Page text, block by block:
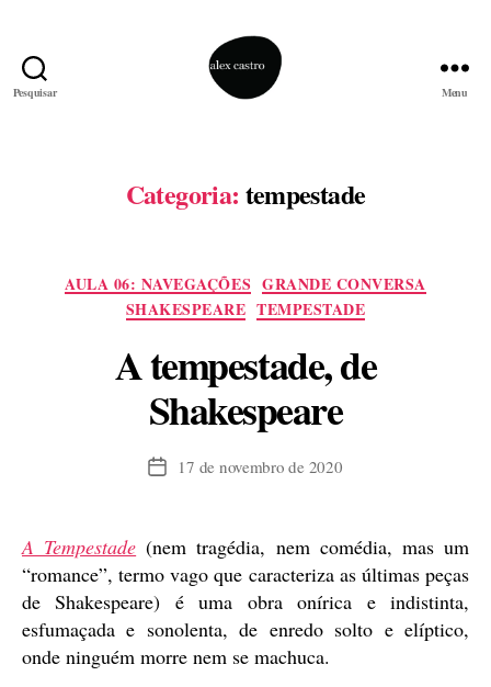
Pesquisar Menu
Categoria: tempestade
Categorias
AULA 06: NAVEGAÇÕES GRANDE CONVERSA
SHAKESPEARE TEMPESTADE
A tempestade, de
Shakespeare
Data17 de novembro de 2020
A Tempestade (nem tragédia, nem comédia, mas um
“romance”, termo vago que caracteriza as últimas peças
de Shakespeare) é uma obra onírica e indistinta,
esfumaçada e sonolenta, de enredo solto e elíptico,
onde ninguém morre nem se machuca.